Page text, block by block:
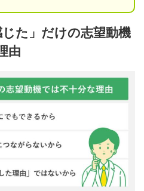
た」だけの志望動機
由